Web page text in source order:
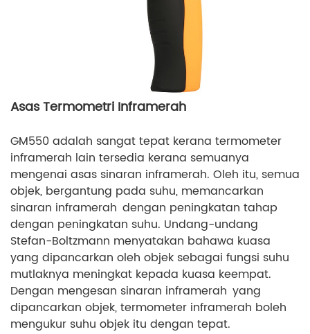
Asas Termometri Inframerah
GM550 adalah sangat tepat kerana termometer
inframerah lain tersedia kerana semuanya
mengenai asas sinaran inframerah. Oleh itu, semua
objek, bergantung pada suhu, memancarkan
sinaran inframerah dengan peningkatan tahap
dengan peningkatan suhu. Undang-undang
Stefan-Boltzmann menyatakan bahawa kuasa
yang dipancarkan oleh objek sebagai fungsi suhu
mutlaknya meningkat kepada kuasa keempat.
Dengan mengesan sinaran inframerah yang
dipancarkan objek, termometer inframerah boleh
mengukur suhu objek itu dengan tepat.